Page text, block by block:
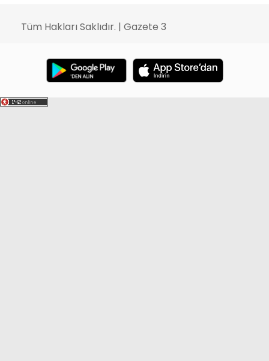
Tüm Hakları Saklıdır. | Gazete 3